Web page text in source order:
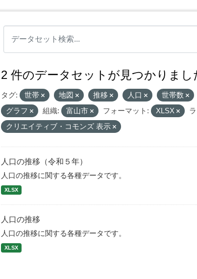
2 件のデータセットが見つかりまし
タグ: 世帯 地図 推移 人口
世帯数
グラフ
組織: 富山市 フォーマット: XLSX
クリエイティブ・コモンズ 表示
人口の推移（令和５年）
人口の推移に関する各種データです。
XLSX
人口の推移
人口の推移に関する各種データです。
XLSX